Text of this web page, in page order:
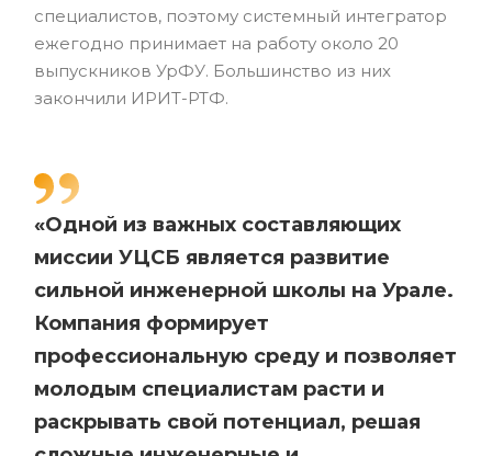
специалистов, поэтому системный интегратор
ежегодно принимает на работу около 20
выпускников УрФУ. Большинство из них
закончили ИРИТ-РТФ.
«Одной из важных составляющих
миссии УЦСБ является развитие
сильной инженерной школы на Урале.
Компания формирует
профессиональную среду и позволяет
молодым специалистам расти и
раскрывать свой потенциал, решая